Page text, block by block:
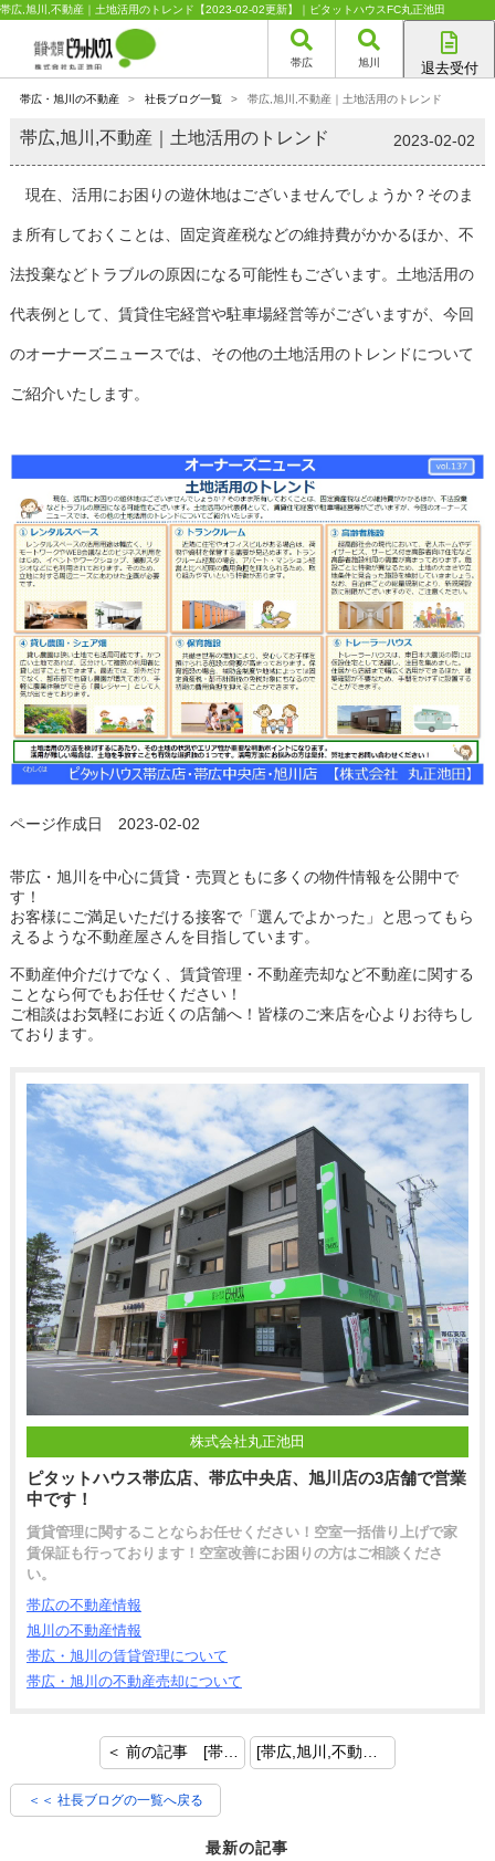
帯広,旭川,不動産｜土地活用のトレンド【2023-02-02更新】｜ピタットハウスFC丸正池田
帯広 旭川 退去受付
旭川店
帯広・旭川の不動産 > 社長ブログ一覧 > 帯広,旭川,不動産｜土地活用のトレンド
帯広,旭川,不動産｜土地活用のトレンド 2023-02-02
現在、活用にお困りの遊休地はございませんでしょうか？そのま
ま所有しておくことは、固定資産税などの維持費がかかるほか、不
法投棄などトラブルの原因になる可能性もございます。土地活用の
代表例として、賃貸住宅経営や駐車場経営等がございますが、今回
のオーナーズニュースでは、その他の土地活用のトレンドについて
ご紹介いたします。
ページ作成日 2023-02-02
帯広・旭川を中心に賃貸・売買ともに多くの物件情報を公開中で
す！
お客様にご満足いただける接客で「選んでよかった」と思ってもら
えるような不動産屋さんを目指しています。
不動産仲介だけでなく、賃貸管理・不動産売却など不動産に関する
ことなら何でもお任せください！
ご相談はお気軽にお近くの店舗へ！皆様のご来店を心よりお待ちし
ております。
株式会社丸正池田
ピタットハウス帯広店、帯広中央店、旭川店の3店舗で営業
中です！
賃貸管理に関することならお任せください！空室一括借り上げで家
賃保証も行っております！空室改善にお困りの方はご相談くださ
い。
帯広の不動産情報
旭川の不動産情報
帯広・旭川の賃貸管理について
帯広・旭川の不動産売却について
＜ 前の記事 [帯広,旭川,不動産｜まだ間に合う！法人のお客様を取り込もう]
＜＜ 社長ブログの一覧へ戻る
最新の記事